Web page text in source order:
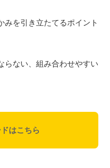
みを引き立たてるポイント
らない、組み合わせやすい
はこちら